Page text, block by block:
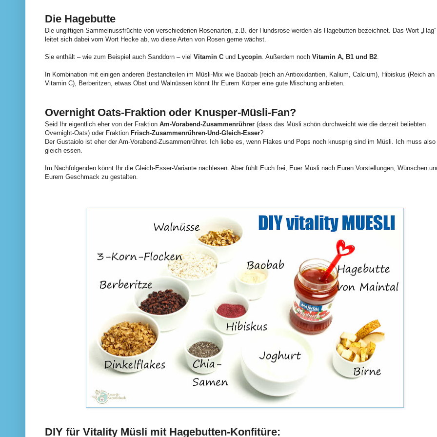
Die Hagebutte
Die ungiftigen Sammelnussfrüchte von verschiedenen Rosenarten, z.B. der Hundsrose werden als Hagebutten bezeichnet. Das Wort „Hag“
leitet sich dabei vom Wort Hecke ab, wo diese Arten von Rosen gerne wächst.
Sie enthält – wie zum Beispiel auch Sanddorn – viel Vitamin C und Lycopin . Außerdem noch Vitamin A, B1 und B2
In Kombination mit einigen anderen Bestandteilen im Müsli-Mix wie Baobab (reich an Antioxidantien, Kalium, Calcium), Hibiskus (Reich an
Vitamin C), Berberitzen, etwas Obst und Walnüssen könnt Ihr Eurem Körper eine gute Mischung anbieten.
Overnight Oats-Fraktion oder Knusper-Müsli-Fan?
Seid Ihr eigentlich eher von der Fraktion Am-Vorabend-Zusammenrührer (dass das Müsli schön durchweicht wie die derzeit beliebten
Overnight-Oats) oder Fraktion Frisch-Zusammenrühren-Und-Gleich-Esser?
Der Gustaiolo ist eher der Am-Vorabend-Zusammenrührer. Ich liebe es, wenn Flakes und Pops noch knusprig sind im Müsli. Ich muss also
gleich essen.
Im Nachfolgenden könnt Ihr die Gleich-Esser-Variante nachlesen. Aber fühlt Euch frei, Euer Müsli nach Euren Vorstellungen, Wünschen
Eurem Geschmack zu gestalten.
DIY für Vitality Müsli mit Hagebutten-Konfitüre: